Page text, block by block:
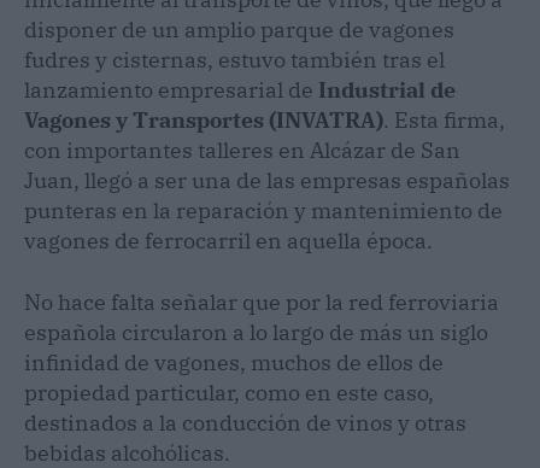
disponer de un amplio parque de vagones
fudres y cisternas, estuvo también tras el
lanzamiento empresarial de Industrial de
Vagones y Transportes (INVATRA). Esta firma,
con importantes talleres en Alcázar de San
Juan, llegó a ser una de las empresas españolas
punteras en la reparación y mantenimiento de
vagones de ferrocarril en aquella época.
No hace falta señalar que por la red ferroviaria
española circularon a lo largo de más un siglo
infinidad de vagones, muchos de ellos de
propiedad particular, como en este caso,
destinados a la conducción de vinos y otras
bebidas alcohólicas.